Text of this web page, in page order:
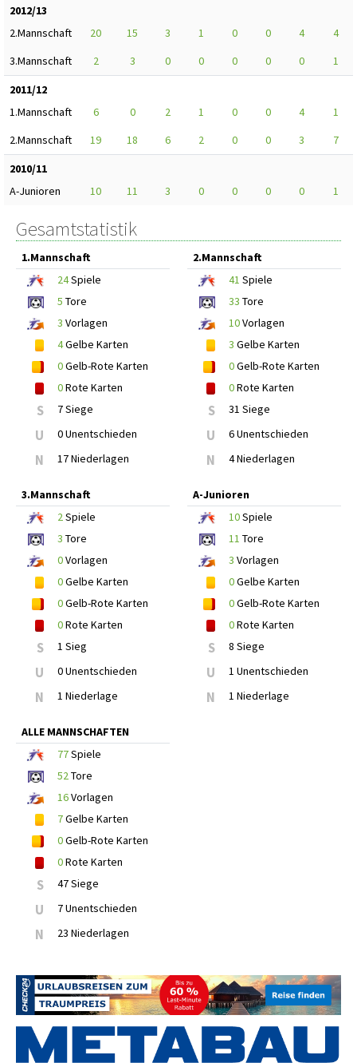
2012/13
2.Mannschaft
20 15 3 1 0 0 4
4
3.Mannschaft
2 3 0 0 0 0 0
1
2011/12
1.Mannschaft
6 0 2 1 0 0 4
1
2.Mannschaft
19 18 6 2 0 0 3
7
2010/11
A-Junioren
10 11 3 0 0 0 0 1
Gesamtstatistik
1.Mannschaft
24Spiele
5 Tore
3 Vorlagen
4Gelbe Karten
0Gelb-Rote Karten
0Rote Karten
S 7 Siege
U 0 Unentschieden
N 17 Niederlagen
2.Mannschaft
41 Spiele
33 Tore
10Vorlagen
3 Gelbe Karten
0Gelb-Rote Karten
0Rote Karten
S 31 Siege
U 6 Unentschieden
N 4 Niederlagen
3.Mannschaft
2Spiele
3 Tore
0Vorlagen
0Gelbe Karten
0Gelb-Rote Karten
0Rote Karten
S 1 Sieg
U 0 Unentschieden
N 1 Niederlage
A-Junioren
10Spiele
11 Tore
3 Vorlagen
0Gelbe Karten
0Gelb-Rote Karten
0Rote Karten
S 8 Siege
U 1 Unentschieden
N 1 Niederlage
ALLE MANNSCHAFTEN
77Spiele
52Tore
16Vorlagen
7Gelbe Karten
0Gelb-Rote Karten
0Rote Karten
S 47 Siege
U 7 Unentschieden
N 23 Niederlagen